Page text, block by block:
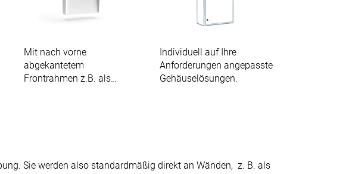
Mit nach vorne
abgekantetem
Frontrahmen z.B. als
Individuell auf Ihre
Anforderungen angepasste
Gehäuselösungen.
Sie werden also standardmäßig direkt an Wänden, z. B. als